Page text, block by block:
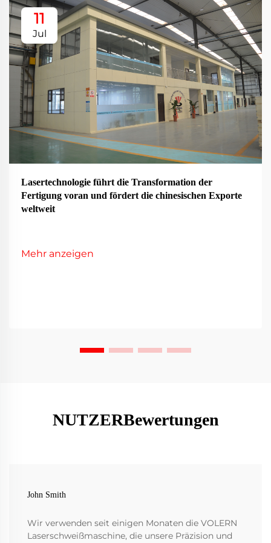
11
Jul
Lasertechnologie führt die Transformation der
Fertigung voran und fördert die chinesischen Exporte
weltweit
Mehr anzeigen
NUTZERBewertungen
John Smith
Wir verwenden seit einigen Monaten die VOLERN
Laserschweißmaschine, die unsere Präzision und